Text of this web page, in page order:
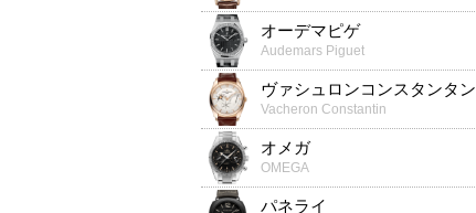
オーデマピゲ
Audemars Piguet
ヴァシュロンコンスタンタン
Vacheron Constantin
オメガ
OMEGA
パネライ